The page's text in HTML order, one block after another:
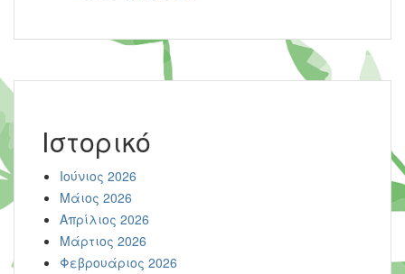
Ιστορικό
Ιούνιος 2026
Μάιος 2026
Απρίλιος 2026
Μάρτιος 2026
Φεβρουάριος 2026